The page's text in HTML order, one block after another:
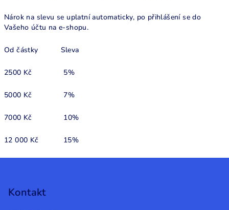
Nárok na slevu se uplatní automaticky, po přihlášení se do
Vašeho účtu na e-shopu.
Od částky Sleva
2500 Kč 5%
5000 Kč 7%
7000 Kč 10%
12 000 Kč 15%
Kontakt